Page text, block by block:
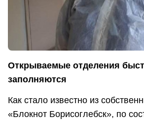
Открываемые отделения
заполняются
Как стало известно из
«Блокнот Борисоглебск», по